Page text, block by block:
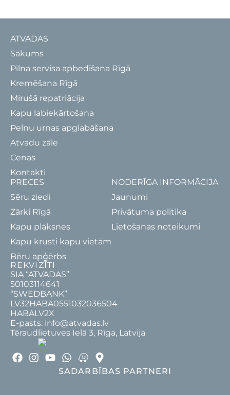
ATVADAS
Sākums
Pilna servisa apbedīšana Rīgā
Kremēšana Rīgā
Mirušā repatriācija
Kapu labiekārtošana
Pelnu urnas apglabāšana
Atvadu zāle
Cenas
Kontakti
PRECES
Sēru ziedi
Zārki Rīgā
Kapu plāksnes
Kapu krusti kapu vietām
Bēru apģērbs
NODERĪGA INFORMĀCIJA
Jaunumi
Privātuma politika
Lietošanas noteikumi
REKVIZĪTI
SIA “ATVADAS”
50103114641
“SWEDBANK”
LV32HABA0551032036504
HABALV2X
E-pasts: info@atvadas.lv
Tēraudlietuves Ielā 3, Rīga, Latvija
SADARBĪBAS PARTNERI